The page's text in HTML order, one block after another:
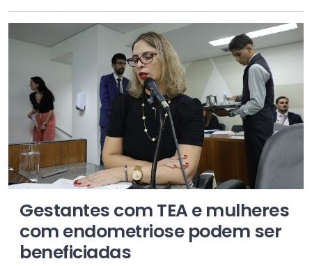
Gestantes com TEA e mulheres
com endometriose podem ser
beneficiadas